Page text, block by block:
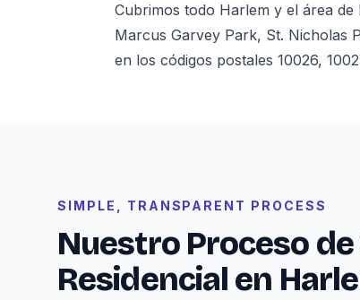
Cubrimos todo Harlem y el área
Marcus Garvey Park, St. Nicholas
en los códigos postales 10026,
SIMPLE, TRANSPARENT PROCESS
Nuestro Proceso
Residencial en